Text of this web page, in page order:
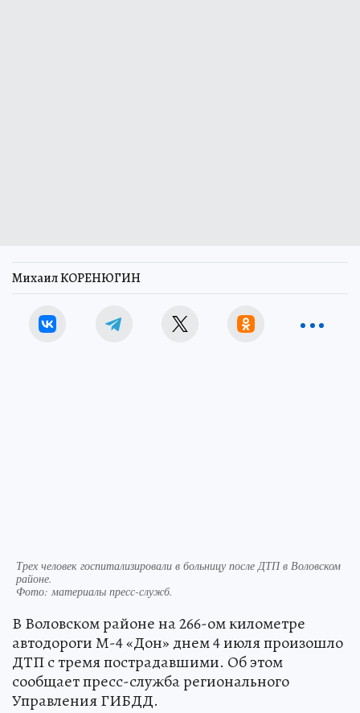
Михаил КОРЕНЮГИН
Трех человек госпитализировали в больницу после ДТП в Воловском
районе.
Фото:материалы пресс-служб.
В Воловском районе на 266-ом километре
автодороги М-4 «Дон» днем 4 июля произошло
ДТП с тремя пострадавшими. Об этом
сообщает пресс-служба регионального
Управления ГИБДД.